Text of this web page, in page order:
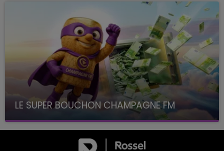
LE SUPER BOUCHON CHAMPAGNE FM
avec La Famille Champagne FM, à 8H10